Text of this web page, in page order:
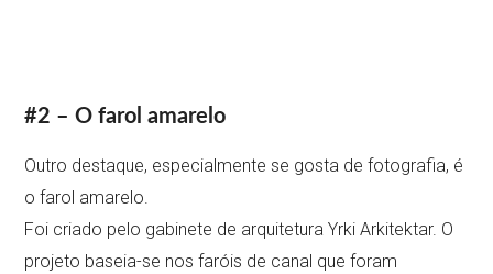
#2 – O farol amarelo
Outro destaque, especialmente se gosta de fotografia, é
o farol amarelo.
Foi criado pelo gabinete de arquitetura Yrki Arkitektar. O
projeto baseia-se nos faróis de canal que foram